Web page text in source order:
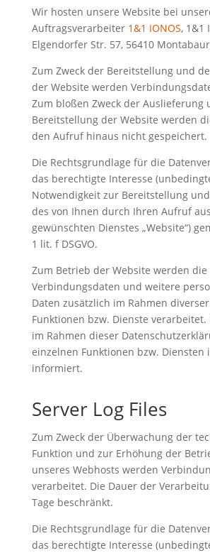
Wir hosten unsere Website bei
Auftragsverarbeiter 1&1 IONOS, 1&1
Elgendorfer Str. 57, 56410
Zum Zweck der Bereitstellung und
der Website werden
Zum bloßen Zweck der Auslieferung
Bereitstellung der Website werden
den Aufruf hinaus nicht gespeichert.
Die Rechtsgrundlage für die
das berechtigte Interesse
Notwendigkeit zur Bereitstellung
des von Ihnen durch Ihren Aufruf
gewünschten Dienstes „Website“)
1 lit. f DSGVO.
Zum Betrieb der Website werden die
Verbindungsdaten und weitere
Daten zusätzlich im Rahmen
Funktionen bzw. Dienste
im Rahmen dieser
einzelnen Funktionen bzw. Diensten
informiert.
Server Log Files
Zum Zweck der Überwachung der
Funktion und zur Erhöhung der
unseres Webhosts werden
verarbeitet. Die Dauer der
Tage beschränkt.
Die Rechtsgrundlage für die
das berechtigte Interesse